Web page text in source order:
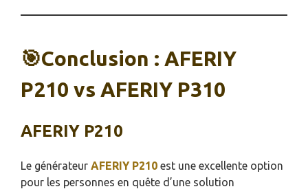
🎯Conclusion : AFERIY
P210 vs AFERIY P310
AFERIY P210
Le générateur AFERIY P210 est une excellente option
pour les personnes en quête d’une solution